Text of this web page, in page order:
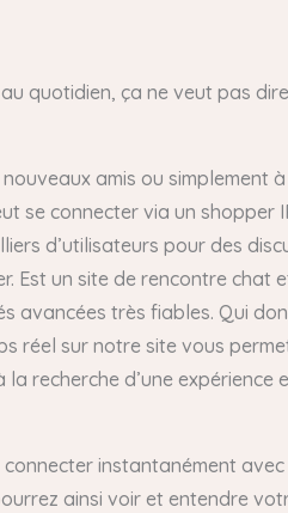
au quotidien, ça ne veut pas
amis ou
se connecter via un
d’utilisateurs pour des
Est un site de rencontre
avancées très fiables. Qui
réel sur notre site vous
la recherche d’une
instantanément
ainsi voir et entendre